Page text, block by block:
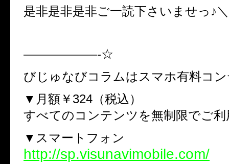
是非是非是非ご一読下さいませっ♪
——————-☆
びじゅなびコラムはスマホ有料コ
▼月額￥324（税込）
すべてのコンテンツを無制限でご
▼スマートフォン
http://sp.visunavimobile.com/